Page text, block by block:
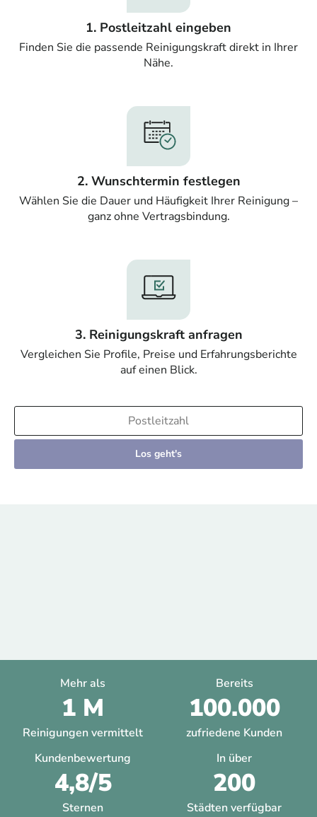
1. Postleitzahl eingeben
Finden Sie die passende Reinigungskraft direkt in Ihrer
Nähe.
2. Wunschtermin festlegen
Wählen Sie die Dauer und Häufigkeit Ihrer Reinigung –
ganz ohne Vertragsbindung.
3. Reinigungskraft anfragen
Vergleichen Sie Profile, Preise und Erfahrungsberichte
auf einen Blick.
Los geht's
Mehr als
1 M
Reinigungen vermittelt
Bereits
100.000
zufriedene Kunden
Kundenbewertung
4,8/5
Sternen
In über
200
Städten verfügbar